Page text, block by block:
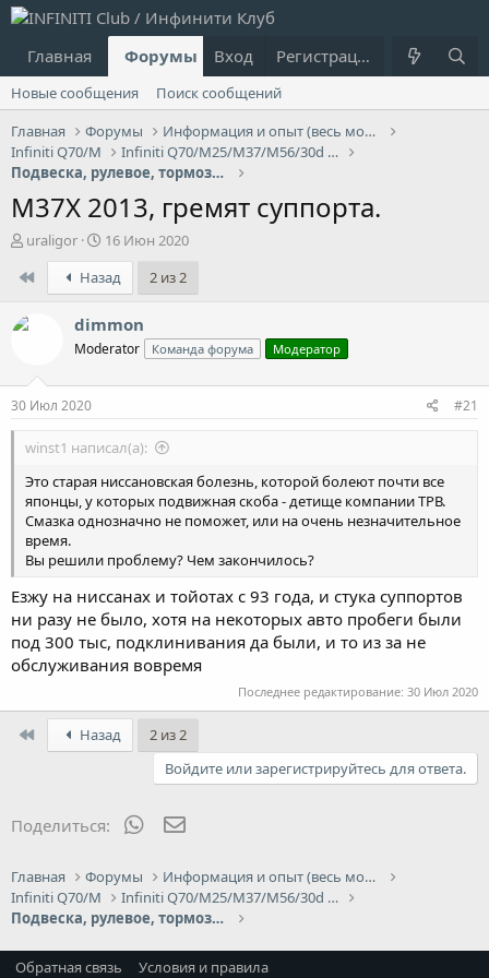
Главная Форумы Что нового?
Вход Регистрация
Новые сообщения
Поиск сообщений
Главная
Форумы
Информация и опыт (весь модельный ряд Infiniti)
Infiniti Q70/M
Infiniti Q70/M25/M37/М56/30d - 3G
Подвеска, рулевое, тормоза Infiniti Q70/M
М37Х 2013, гремят суппорта.
А
т
р
т
ы
uraligor
Д
а
т
а
н
а
ч
16 Июн 2020
Назад 2 из 2
dimmon
Moderator Команда форума Модератор
30 Июл 2020 #21
winst1 написал(а):
Это старая ниссановская болезнь, которой болеют почти все
японцы, у которых подвижная скоба - детище компании ТРВ.
Смазка однозначно не поможет, или на очень незначительное
время.
Вы решили проблему? Чем закончилось?
Езжу на ниссанах и тойотах с 93 года, и стука суппортов
ни разу не было, хотя на некоторых авто пробеги были
под 300 тыс, подклинивания да были, и то из за не
обслуживания вовремя
Последнее редактирование: 30 Июл 2020
Назад
2 из 2
Войдите или зарегистрируйтесь для ответа.
Поделиться: WhatsApp
Главная Форумы
Информация и опыт (весь модельный ряд Infiniti)
Infiniti Q70/M
Infiniti Q70/M25/M37/М56/30d - 3G
Подвеска, рулевое, тормоза Infiniti Q70/M
Обратная связь
Условия и правила